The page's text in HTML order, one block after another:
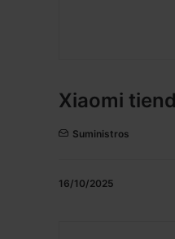
Xiaomi
Suministros
16/10/2025